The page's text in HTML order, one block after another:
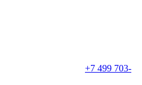
+7 499 703-